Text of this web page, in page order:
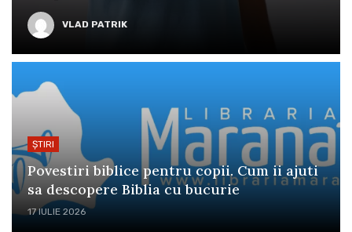
VLAD PATRIK
ȘTIRI
Povestiri biblice pentru copii. Cum ii ajuti
sa descopere Biblia cu bucurie
17 IULIE 2026